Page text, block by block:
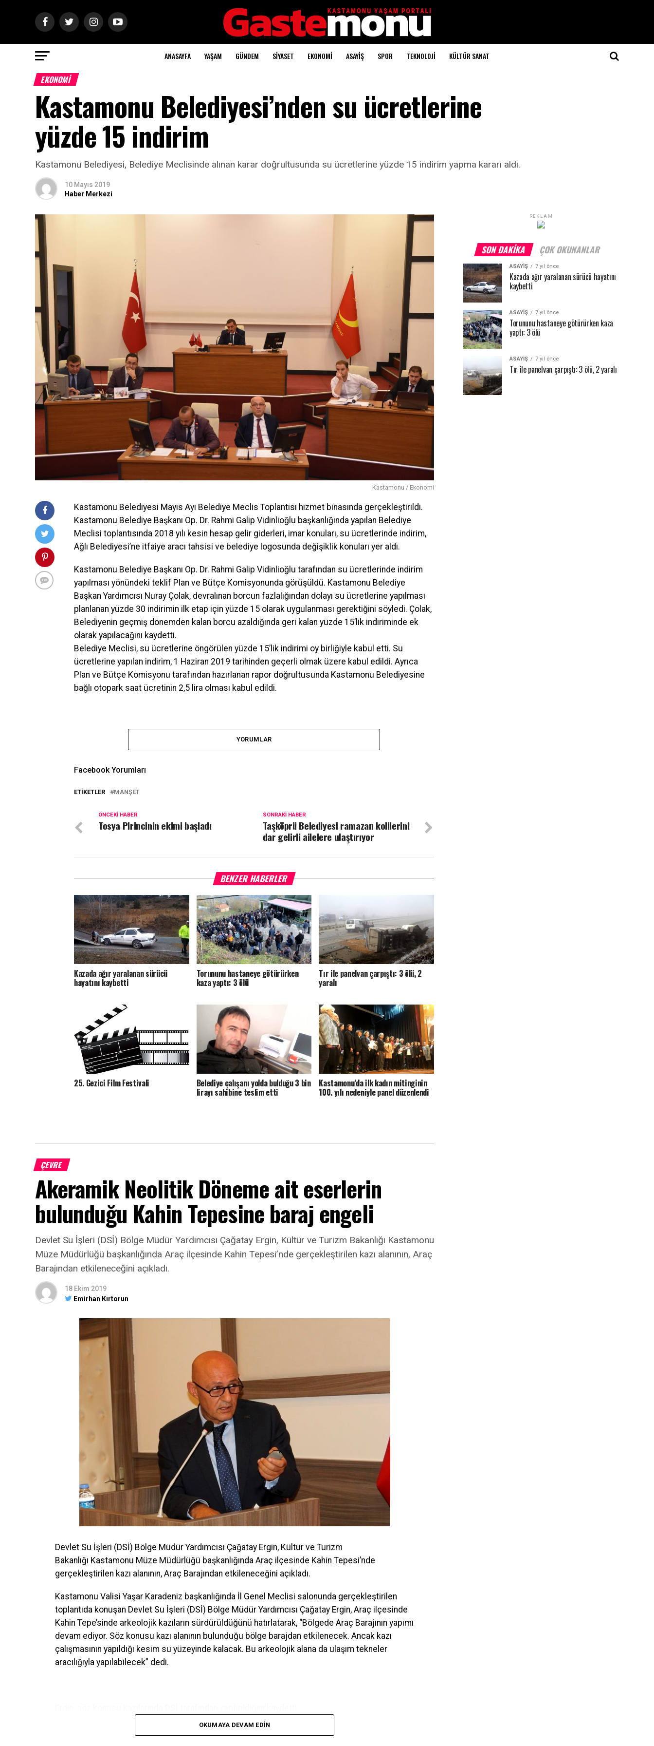
ANASAYFA YAŞAM GÜNDEM SİYASET EKONOMİ ASAYİŞ SPOR TEKNOLOJİ KÜLTÜR SANAT
EKONOMİ
Kastamonu Belediyesi’nden su ücretlerine
yüzde 15 indirim
Kastamonu Belediyesi, Belediye Meclisinde alınan karar doğrultusunda su ücretlerine yüzde 15 indirim yapma kararı aldı.
10 Mayıs 2019
Haber Merkezi
Kastamonu / Ekonomi
Kastamonu Belediyesi Mayıs Ayı Belediye Meclis Toplantısı hizmet binasında gerçekleştirildi.
Kastamonu Belediye Başkanı Op. Dr. Rahmi Galip Vidinlioğlu başkanlığında yapılan Belediye
Meclisi toplantısında 2018 yılı kesin hesap gelir giderleri, imar konuları, su ücretlerinde indirim,
Ağlı Belediyesi’ne itfaiye aracı tahsisi ve belediye logosunda değişiklik konuları yer aldı.
Kastamonu Belediye Başkanı Op. Dr. Rahmi Galip Vidinlioğlu tarafından su ücretlerinde indirim
yapılması yönündeki teklif Plan ve Bütçe Komisyonunda görüşüldü. Kastamonu Belediye
Başkan Yardımcısı Nuray Çolak, devralınan borcun fazlalığından dolayı su ücretlerine yapılması
planlanan yüzde 30 indirimin ilk etap için yüzde 15 olarak uygulanması gerektiğini söyledi. Çolak,
Belediyenin geçmiş dönemden kalan borcu azaldığında geri kalan yüzde 15’lik indiriminde ek
olarak yapılacağını kaydetti.
Belediye Meclisi, su ücretlerine öngörülen yüzde 15’lik indirimi oy birliğiyle kabul etti. Su
ücretlerine yapılan indirim, 1 Haziran 2019 tarihinden geçerli olmak üzere kabul edildi. Ayrıca
Plan ve Bütçe Komisyonu tarafından hazırlanan rapor doğrultusunda Kastamonu Belediyesine
bağlı otopark saat ücretinin 2,5 lira olması kabul edildi.
YORUMLAR
Facebook Yorumları
ETIKETLER MANŞET
SONRAKI HABER
Taşköprü Belediyesi ramazan kolilerini
dar gelirli ailelere ulaştırıyor
ÖNCEKI HABER
Tosya Pirincinin ekimi başladı
BENZER HABERLER
Kazada ağır yaralanan sürücü
hayatını kaybetti
Torununu hastaneye götürürken
kaza yaptı: 3 ölü
Tır ile panelvan çarpıştı: 3 ölü, 2
yaralı
25. Gezici Film Festivali Belediye çalışanı yolda bulduğu 3 bin
lirayı sahibine teslim etti
Kastamonu’da ilk kadın mitinginin
100. yılı nedeniyle panel düzenlendi
ÇEVRE
Akeramik Neolitik Döneme ait eserlerin
bulunduğu Kahin Tepesine baraj engeli
Devlet Su İşleri (DSİ) Bölge Müdür Yardımcısı Çağatay Ergin, Kültür ve Turizm Bakanlığı Kastamonu
Müze Müdürlüğü başkanlığında Araç ilçesinde Kahin Tepesi’nde gerçekleştirilen kazı alanının, Araç
Barajından etkileneceğini açıkladı.
18 Ekim 2019
Emirhan Kırtorun
Devlet Su İşleri (DSİ) Bölge Müdür Yardımcısı Çağatay Ergin, Kültür ve Turizm
Bakanlığı Kastamonu Müze Müdürlüğü başkanlığında Araç ilçesinde Kahin Tepesi’nde
gerçekleştirilen kazı alanının, Araç Barajından etkileneceğini açıkladı.
Kastamonu Valisi Yaşar Karadeniz başkanlığında İl Genel Meclisi salonunda gerçekleştirilen
toplantıda konuşan Devlet Su İşleri (DSİ) Bölge Müdür Yardımcısı Çağatay Ergin, Araç ilçesinde
Kahin Tepe’sinde arkeolojik kazıların sürdürüldüğünü hatırlatarak, “Bölgede Araç Barajının yapımı
devam ediyor. Söz konusu kazı alanının bulunduğu bölge barajdan etkilenecek. Ancak kazı
çalışmasının yapıldığı kesim su yüzeyinde kalacak. Bu arkeolojik alana da ulaşım tekneler
aracılığıyla yapılabilecek” dedi.
OKUMAYA DEVAM EDIN
REKLAM
SON DAKIKA ÇOK OKUNANLAR
ASAYİŞ 7 yıl önce
Kazada ağır yaralanan sürücü hayatını
kaybetti
ASAYİŞ 7 yıl önce
Torununu hastaneye götürürken kaza
yaptı: 3 ölü
ASAYİŞ 7 yıl önce
Tır ile panelvan çarpıştı: 3 ölü, 2 yaralı